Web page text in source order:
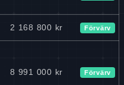
2 168 800 kr Förvärv
8 991 000 kr Förvärv